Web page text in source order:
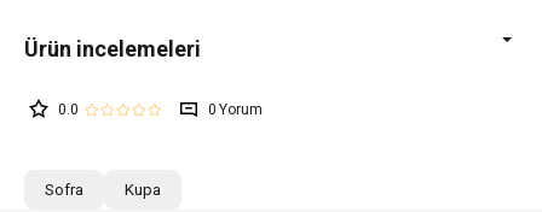
0.0 0
Sofra Kupa